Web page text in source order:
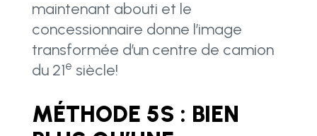
maintenant abouti et le
concessionnaire donne l’image
transformée d’un centre de camion
du 21e siècle!
MÉTHODE 5S : BIEN